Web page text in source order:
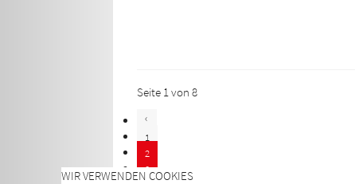
Seite 1 von 8
1
2
3
WIR VERWENDEN COOKIES